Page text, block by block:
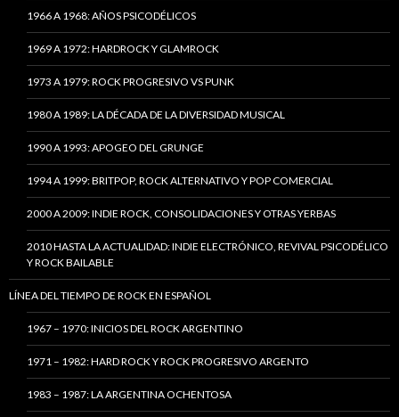
1966 A 1968: AÑOS PSICODÉLICOS
1969 A 1972: HARDROCK Y GLAMROCK
1973 A 1979: ROCK PROGRESIVO VS PUNK
1980 A 1989: LA DÉCADA DE LA DIVERSIDAD MUSICAL
1990 A 1993: APOGEO DEL GRUNGE
1994 A 1999: BRITPOP, ROCK ALTERNATIVO Y POP COMERCIAL
2000 A 2009: INDIE ROCK, CONSOLIDACIONES Y OTRAS YERBAS
2010 HASTA LA ACTUALIDAD: INDIE ELECTRÓNICO, REVIVAL PSICODÉLICO
Y ROCK BAILABLE
LÍNEA DEL TIEMPO DE ROCK EN ESPAÑOL
1967 – 1970: INICIOS DEL ROCK ARGENTINO
1971 – 1982: HARD ROCK Y ROCK PROGRESIVO ARGENTO
1983 – 1987: LA ARGENTINA OCHENTOSA